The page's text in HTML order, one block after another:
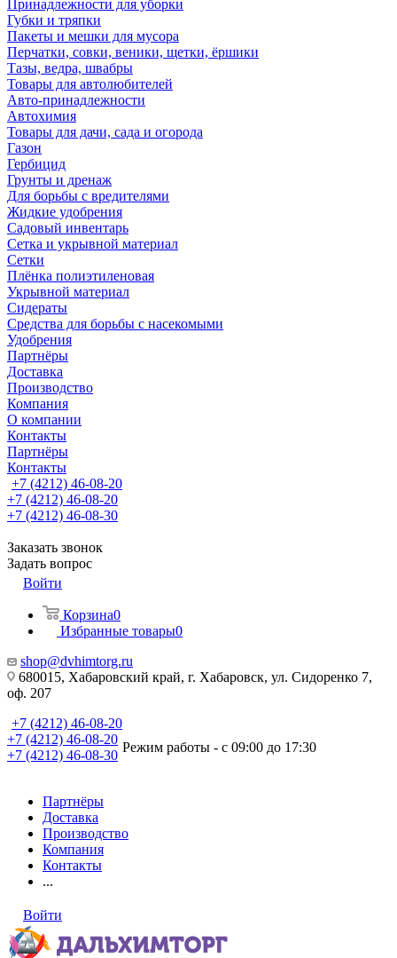
Принадлежности для уборки
Губки и тряпки
Пакеты и мешки для мусора
Перчатки, совки, веники, щетки, ёршики
Тазы, ведра, швабры
Товары для автолюбителей
Авто-принадлежности
Автохимия
Товары для дачи, сада и огорода
Газон
Гербицид
Грунты и дренаж
Для борьбы с вредителями
Жидкие удобрения
Садовый инвентарь
Сетка и укрывной материал
Сетки
Плёнка полиэтиленовая
Укрывной материал
Сидераты
Средства для борьбы с насекомыми
Удобрения
Партнёры
Доставка
Производство
Компания
О компании
Контакты
Партнёры
Контакты
+7 (4212) 46-08-20
+7 (4212) 46-08-20
+7 (4212) 46-08-30
Заказать звонок
Задать вопрос
Войти
Корзина0
Избранные товары0
shop@dvhimtorg.ru
680015, Хабаровский край, г. Хабаровск, ул. Сидоренко 7,
оф. 207
+7 (4212) 46-08-20
+7 (4212) 46-08-20
+7 (4212) 46-08-30
Режим работы - с 09:00 до 17:30
Партнёры
Доставка
Производство
Компания
Контакты
...
Войти